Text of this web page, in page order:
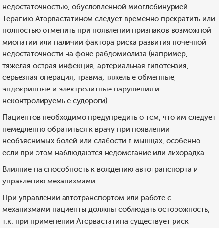
недостаточностью, обусловленной миоглобинурией.
Терапию Аторвастатином следует временно прекратить или
полностью отменить при появлении признаков возможной
миопатии или наличии фактора риска развития почечной
недостаточности на фоне рабдомиолиза (например,
тяжелая острая инфекция, артериальная гипотензия,
серьезная операция, травма, тяжелые обменные,
эндокринные и электролитные нарушения и
неконтролируемые судороги).
Пациентов необходимо предупредить о том, что им следует
немедленно обратиться к врачу при появлении
необъяснимых болей или слабости в мышцах, особенно
если при этом наблюдаются недомогание или лихорадка.
Влияние на способность к вождению автотранспорта и
управлению механизмами
При управлении автотранспортом или работе с
механизмами пациенты должны соблюдать осторожность,
т.к. при применении Аторвастатина существует риск